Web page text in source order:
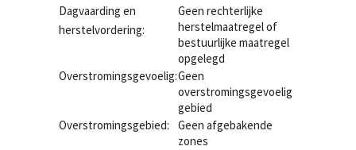
Dagvaarding en
herstelvordering:
Geen rechterlijke
herstelmaatregel of
bestuurlijke maatregel
opgelegd
Overstromingsgevoelig:Geen
overstromingsgevoelig
gebied
Overstromingsgebied:
Geen afgebakende
zones